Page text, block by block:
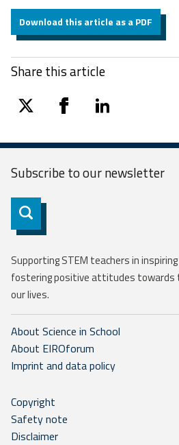
Download this article as a PDF
Share this article
twitter facebooklinkedin
Subscribe to ournewsletter
Subscribe
Supporting STEM teachers in
fostering positive attitudes towards
our lives.
About Science in School
About EIROforum
Imprint and data policy
Copyright
Safety note
Disclaimer